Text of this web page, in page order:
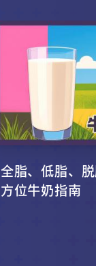
全脂、低脂、
方位牛奶指南